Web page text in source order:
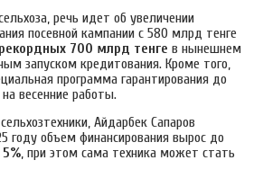
речь идет об увеличении
посевной кампании с 580 млрд тенге
рекордных 700 млрд тенге в нынешнем
запуском кредитования. Кроме того,
программа гарантирования до
весенние работы.
Айдарбек Сапаров
году объем финансирования вырос до
5%, при этом сама техника может стать